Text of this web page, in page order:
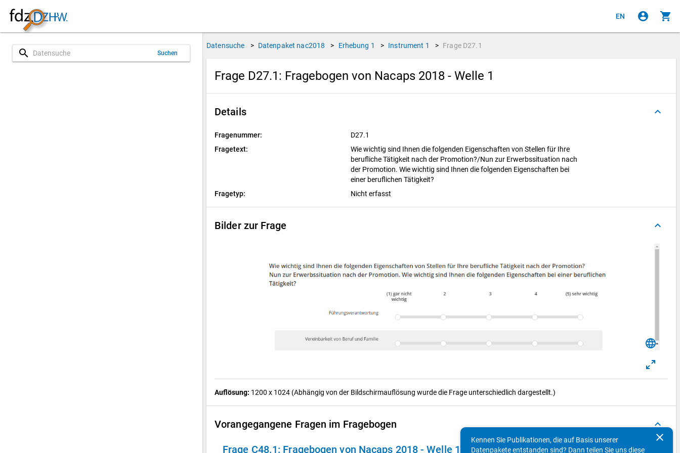
EN account_circle shopping_cart
search Suchen
Datensuche > Datenpaket nac2018 > Erhebung 1 > Instrument 1 > Frage D27.1
Frage D27.1: Fragebogen von Nacaps 2018 - Welle 1
Details keyboard_arrow_up
Fragenummer:
D27.1
Fragetext:
Wie wichtig sind Ihnen die folgenden Eigenschaften von Stellen für Ihre
berufliche Tätigkeit nach der Promotion?/Nun zur Erwerbssituation nach
der Promotion. Wie wichtig sind Ihnen die folgenden Eigenschaften bei
einer beruflichen Tätigkeit?
Fragetyp:
Nicht erfasst
Bilder zur Frage keyboard_arrow_up
language
Auflösung: 1200 x 1024 (Abhängig von der Bildschirmauflösung wurde die Frage unterschiedlich dargestellt.)
Vorangegangene Fragen im Fragebogen keyboard_arrow_up
Frage C48.1: Fragebogen von Nacaps 2018 - Welle 1
clear
Kennen Sie Publikationen, die auf Basis unserer
Datenpakete entstanden sind? Dann teilen Sie uns diese